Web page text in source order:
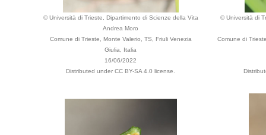
© Università di Trieste, Dipartimento di Scienze della Vita
Andrea Moro
Comune di Trieste, Monte Valerio, TS, Friuli Venezia
Giulia, Italia
16/06/2022
Distributed under CC BY-SA 4.0 license.
© Università di
Comune di